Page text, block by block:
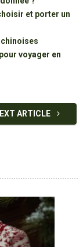
et porter un
voyager en
ARTICLE